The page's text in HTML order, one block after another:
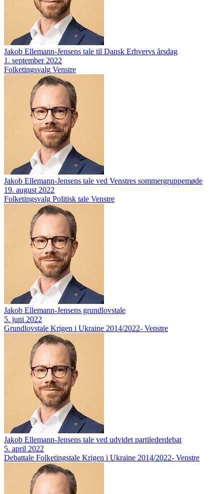
Jakob Ellemann-Jensens tale til Dansk Erhvervs årsdag
1. september 2022
Folketingsvalg Venstre
Jakob Ellemann-Jensens tale ved Venstres sommergruppemøde
19. august 2022
Folketingsvalg Politisk tale Venstre
Jakob Ellemann-Jensens grundlovstale
5. juni 2022
Grundlovstale Krigen i Ukraine 2014/2022- Venstre
Jakob Ellemann-Jensens tale ved udvidet partilederdebat
5. april 2022
Debattale Folketingstale Krigen i Ukraine 2014/2022- Venstre